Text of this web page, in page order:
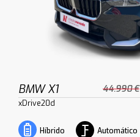
BMW X1 44.990 €
xDrive20d
Híbrido Automático